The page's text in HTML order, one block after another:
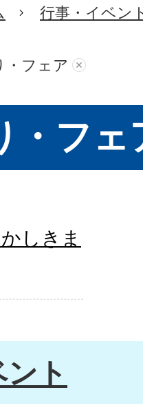
行事・イベン
・フェア
・フェ
しきま
ト